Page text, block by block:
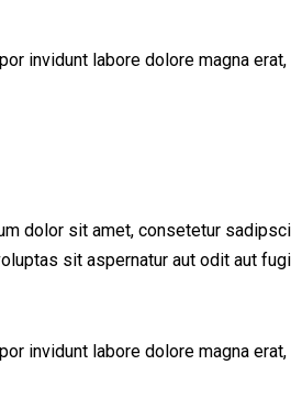
invidunt labore dolore magna
dolor sit amet, consetetur
sit aspernatur aut odit aut
invidunt labore dolore magna